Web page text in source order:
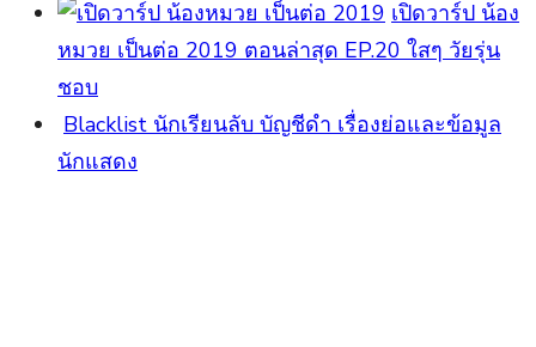
เปิดวาร์ป น้อง
หมวย เป็นต่อ 2019 ตอนล่าสุด EP.20 ใสๆ วัยรุ่น
ชอบ
Blacklist นักเรียนลับ บัญชีดำ เรื่องย่อและข้อมูล
นักแสดง